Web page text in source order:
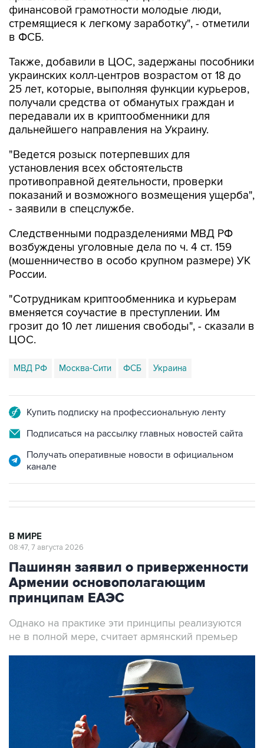
финансовой грамотности молодые люди,
стремящиеся к легкому заработку", - отметили
в ФСБ.
Также, добавили в ЦОС, задержаны пособники
украинских колл-центров возрастом от 18 до
25 лет, которые, выполняя функции курьеров,
получали средства от обманутых граждан и
передавали их в криптообменники для
дальнейшего направления на Украину.
"Ведется розыск потерпевших для
установления всех обстоятельств
противоправной деятельности, проверки
показаний и возможного возмещения ущерба",
- заявили в спецслужбе.
Следственными подразделениями МВД РФ
возбуждены уголовные дела по ч. 4 ст. 159
(мошенничество в особо крупном размере) УК
России.
"Сотрудникам криптообменника и курьерам
вменяется соучастие в преступлении. Им
грозит до 10 лет лишения свободы", - сказали в
ЦОС.
МВД РФ Москва-Сити ФСБ Украина
Купить подписку на профессиональную ленту
Подписаться на рассылку главных новостей сайта
Получать оперативные новости в официальном
канале
В МИРЕ
08:47, 7 августа 2026
Пашинян заявил о приверженности
Армении основополагающим
принципам ЕАЭС
Однако на практике эти принципы реализуются
не в полной мере, считает армянский премьер